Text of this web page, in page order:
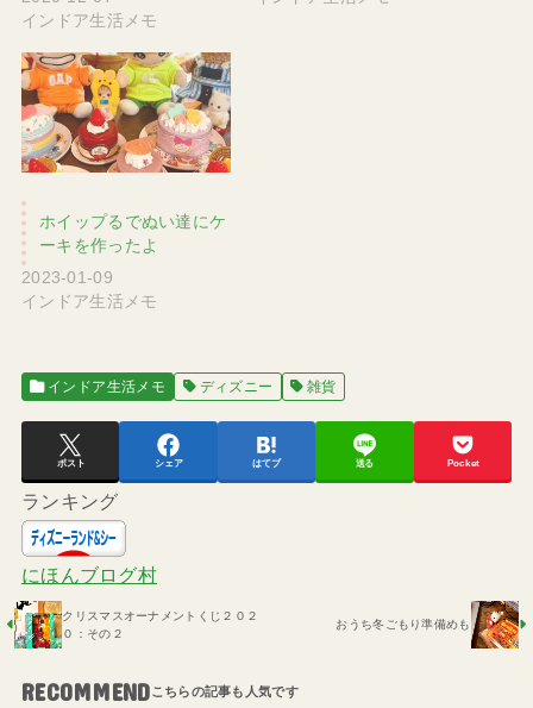
インドア生活メモ
ホイップるでぬい達にケ
ーキを作ったよ
2023-01-09
インドア生活メモ
インドア生活メモ ディズニー 雑貨
ポスト シェア はてブ 送る Pocket
ランキング
にほんブログ村
クリスマスオーナメントくじ２０２
０：その２
おうち冬ごもり準備めも
RECOMMEND